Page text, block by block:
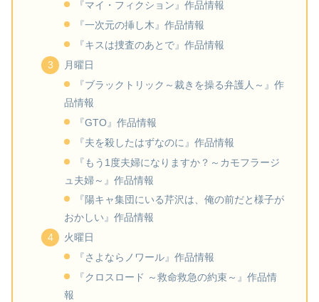
『マイ・フィクション』作品情報
『一次元の挿し木』作品情報
『キスは捜査のあとで』作品情報
月曜日
『ブラックトリック～裁きを操る弁護人～』作
品情報
『GTO』作品情報
『夫を殺したはずなのに』作品情報
『もう1度夫婦になりますか？～カモフラージ
ュ夫婦～』作品情報
『陽キャ集団にいる芹沢は、俺の前だと様子が
おかしい』作品情報
火曜日
『さよならノワール』作品情報
『クロスロード ～救命救急の約束～』作品情
報